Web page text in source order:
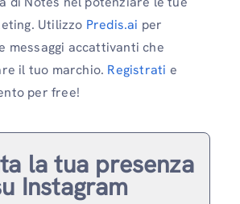
Utilizzo Predis.ai per
messaggi accattivanti che
il tuo marchio. Registrati e
per free!
la tua presenza
Instagram